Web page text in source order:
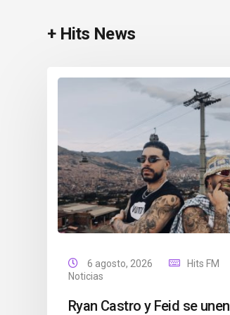
+ Hits News
6 agosto, 2026
Hits FM
Noticias
Ryan Castro y Feid se unen